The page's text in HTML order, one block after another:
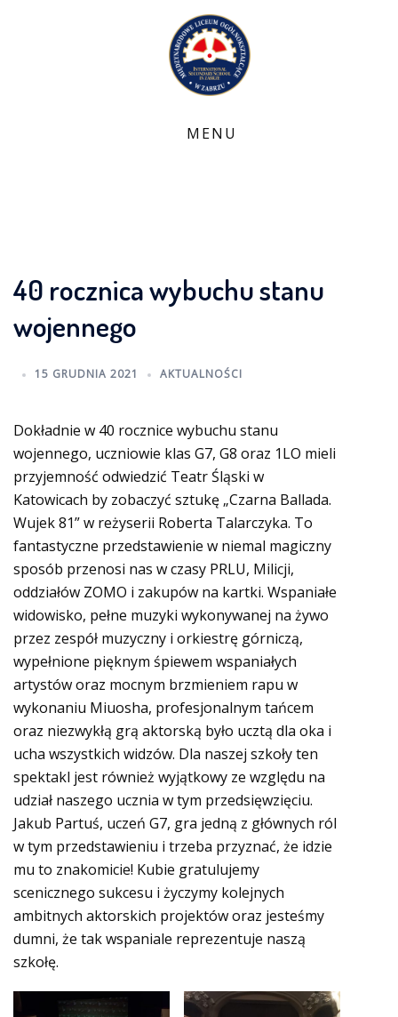
40 rocznica wybuchu stanu
wojennego
15 GRUDNIA 2021 AKTUALNOŚCI
Dokładnie w 40 rocznice wybuchu stanu
wojennego, uczniowie klas G7, G8 oraz 1LO mieli
przyjemność odwiedzić Teatr Śląski w
Katowicach by zobaczyć sztukę „Czarna Ballada.
Wujek 81” w reżyserii Roberta Talarczyka. To
fantastyczne przedstawienie w niemal magiczny
sposób przenosi nas w czasy PRLU, Milicji,
oddziałów ZOMO i zakupów na kartki. Wspaniałe
widowisko, pełne muzyki wykonywanej na żywo
przez zespół muzyczny i orkiestrę górniczą,
wypełnione pięknym śpiewem wspaniałych
artystów oraz mocnym brzmieniem rapu w
wykonaniu Miuosha, profesjonalnym tańcem
oraz niezwykłą grą aktorską było ucztą dla oka i
ucha wszystkich widzów. Dla naszej szkoły ten
spektakl jest również wyjątkowy ze względu na
udział naszego ucznia w tym przedsięwzięciu.
Jakub Partuś, uczeń G7, gra jedną z głównych ról
w tym przedstawieniu i trzeba przyznać, że idzie
mu to znakomicie! Kubie gratulujemy
scenicznego sukcesu i życzymy kolejnych
ambitnych aktorskich projektów oraz jesteśmy
dumni, że tak wspaniale reprezentuje naszą
szkołę.